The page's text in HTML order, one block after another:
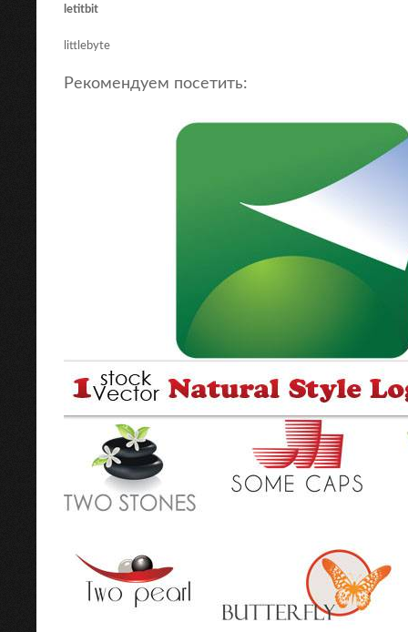
letitbit
littlebyte
Рекомендуем посетить: